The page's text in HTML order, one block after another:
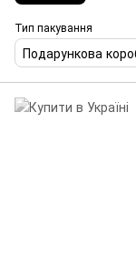
Тип пакування
Подарункова